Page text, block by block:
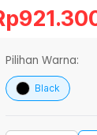
pada Idul Fitri
Selengkapnya
Pilihan Warna:
Black